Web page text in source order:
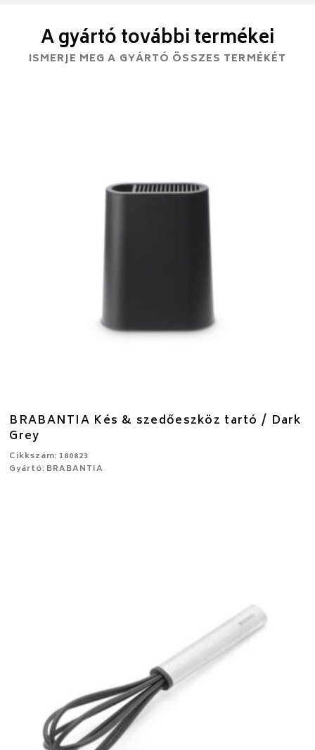
A gyártó további termékei
ISMERJE MEG A GYÁRTÓ ÖSSZES TERMÉKÉT
BRABANTIA Kés & szedőeszköz tartó / Dark
Grey
Cikkszám: 180823
Gyártó: BRABANTIA